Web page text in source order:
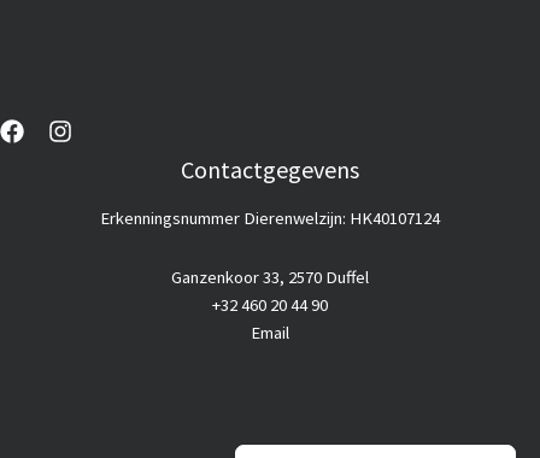
Contactgegevens
Erkenningsnummer Dierenwelzijn: HK40107124
Ganzenkoor 33, 2570 Duffel
+32 460 20 44 90
Email